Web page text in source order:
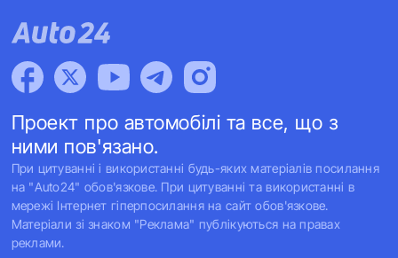
Проект про автомобілі та все, що з
ними пов'язано.
При цитуванні і використанні будь-яких матеріалів посилання
на "Auto24" обов'язкове. При цитуванні та використанні в
мережі Інтернет гіперпосилання на сайт обов'язкове.
Матеріали зі знаком "Реклама" публікуються на правах
реклами.